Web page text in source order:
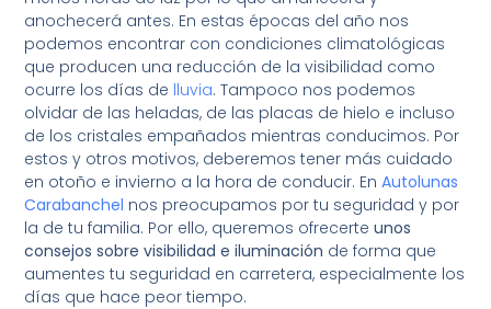
anochecerá antes. En estas épocas del año nos
podemos encontrar con condiciones climatológicas
que producen una reducción de la visibilidad como
ocurre los días de lluvia. Tampoco nos podemos
olvidar de las heladas, de las placas de hielo e incluso
de los cristales empañados mientras conducimos. Por
estos y otros motivos, deberemos tener más cuidado
en otoño e invierno a la hora de conducir. EnAutolunas
Carabanchel nos preocupamos por tu seguridad y por
la de tu familia. Por ello, queremos ofrecerteunos
consejos sobre visibilidad e iluminación de forma que
aumentes tu seguridad en carretera, especialmente los
días que hace peor tiempo.